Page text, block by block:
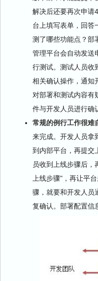
解决后还要再次申请
台上填写表单，回答
测了哪些功能点？部
管理平台会自动发送
行测试。测试人员收
相关确认操作，通知
对部署和测试内容有
件与开发人员进行确
常规的例行工作很难
来完成。开发人员拿
到内部平台，再提交
员收到上线步骤后，
上线步骤"，再让平
骤，就要和开发人员
复确认。部署配置信